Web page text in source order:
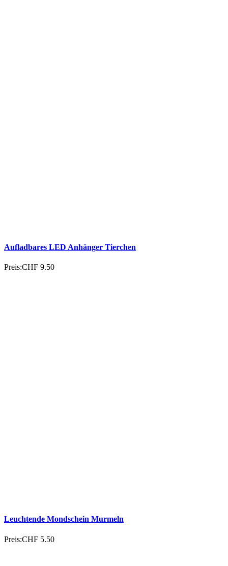
Aufladbares LED Anhänger Tierchen
Preis:CHF 9.50
Leuchtende Mondschein Murmeln
Preis:CHF 5.50